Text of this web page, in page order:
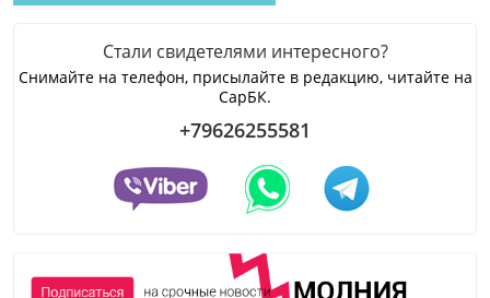
Стали свидетелями интересного?
Снимайте на телефон, присылайте в редакцию, читайте на
СарБК.
+79626255581